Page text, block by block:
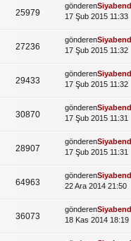
25979
gönderenSiyabend
17 Şub 2015 11:33
27236
gönderenSiyabend
17 Şub 2015 11:32
29433
gönderenSiyabend
17 Şub 2015 11:32
30870
gönderenSiyabend
17 Şub 2015 11:31
28907
gönderenSiyabend
17 Şub 2015 11:31
64963
gönderenSiyabend
22 Ara 2014 21:50
36073
gönderenSiyabend
18 Kas 2014 18:19